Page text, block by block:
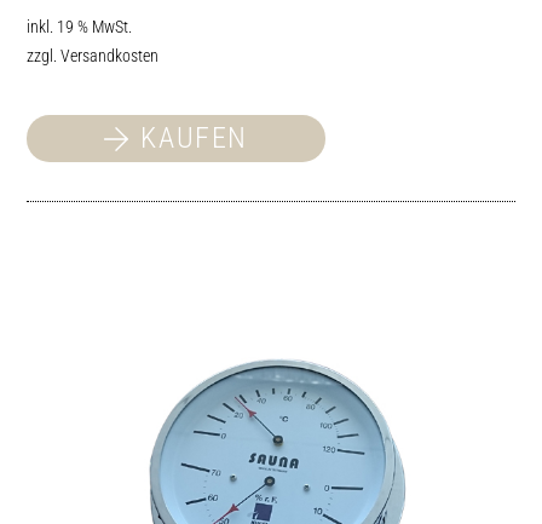
inkl. 19 % MwSt.
zzgl.Versandkosten
KAUFEN